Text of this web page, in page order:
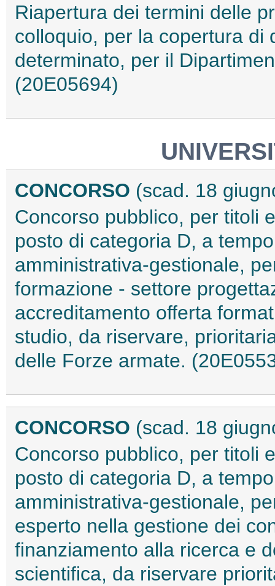
Riapertura dei termini delle
colloquio, per la copertura di
determinato, per il
(20E05694)
CONCORSO (scad. 18
Concorso pubblico, per titoli
posto di categoria D, a
amministrativa-gestionale,
formazione - settore
accreditamento offerta
studio, da riservare,
delle Forze armate.
CONCORSO (scad. 18
Concorso pubblico, per titoli
posto di categoria D, a
amministrativa-gestionale,
esperto nella gestione dei
finanziamento alla ricerca e
scientifica, da riservare